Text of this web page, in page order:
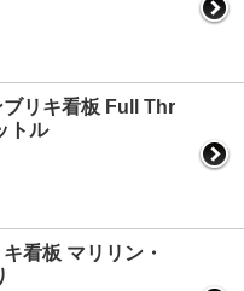
ブリキ看板 Full Thr
トル
看板 マリリン・